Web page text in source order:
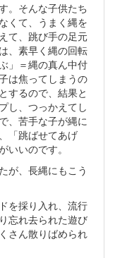
。そんな子供たち
くて、うまく縄を
て、跳び手の足元
、素早く縄の回転
」＝縄の真ん中付
は焦ってしまうの
するので、結果と
し、つっかえてし
、苦手な子が縄に
「跳ばせてあげ
いいのです。
が、長縄にもこう
を採り入れ、流行
忘れ去られた遊び
さん散りばめられ